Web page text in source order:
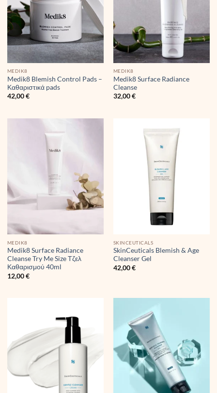
MEDIK8
Medik8 Blemish Control Pads –
Καθαριστικά pads
42,00€
MEDIK8
Medik8 Surface Radiance
Cleanse
32,00€
MEDIK8
Medik8 Surface Radiance
Cleanse Try Me Size Τζελ
Καθαρισμού 40ml
12,00€
SKINCEUTICALS
SkinCeuticals Blemish & Age
Cleanser Gel
42,00€